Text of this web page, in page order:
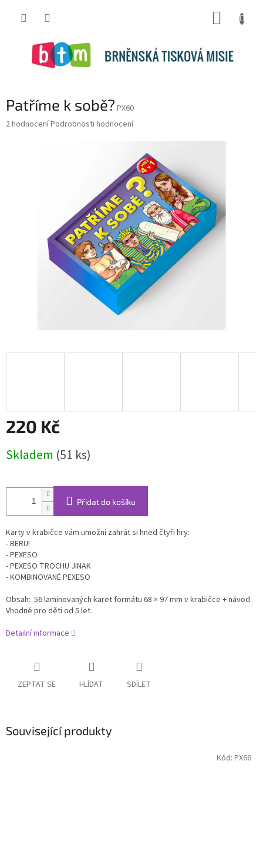
Patříme k sobě? PX60
Průměrné
2 hodnoceníPodrobnosti hodnocení
220 Kč
cena:
Skladem (51 ks)
Přidat do košíku
Karty v krabičce vám umožní zahrát si hned čtyři hry:
- BERU!
- PEXESO
-PEXESO TROCHU JINAK
-KOMBINOVANÉ PEXESO
Obsah: 56 laminovaných karet formátu 68 × 97 mm v krabičce + návod
Vhodné pro děti od 5 let.
Detailní informace
ZEPTAT SE HLÍDAT SDÍLET
Související produkty
Kód: PX66